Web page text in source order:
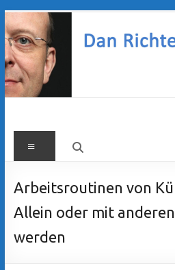
Zum
Inhalt
springen
Dan
Richter
Menü
Arbeitsroutinen von
Allein oder mit
werden